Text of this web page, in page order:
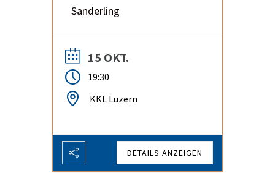
Sanderling
15 OKT.
19:30
KKL Luzern
DETAILS ANZEIGEN